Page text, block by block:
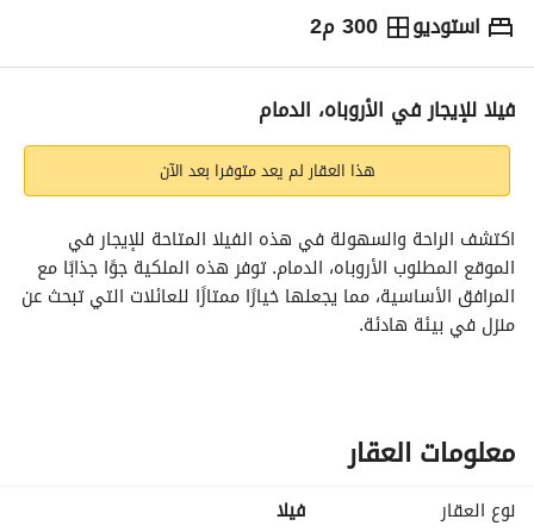
استوديو 300 م2 ⃁
63,000سنوياً
الإعلان الاماكن القريبة
فيلا للإيجار في الأروباه، الدمام
هذا العقار لم يعد متوفرا بعد الآن
منزل في بيئة هادئة.
- السعر الإيجاري: 63,000 ريال سعودي
- الموقع: الأروباه، الدمام
- عدد الغرف: غير محدد (يُعتبر استوديو)
- عدد الحمامات: 0
معلومات العقار
نوع العقار
فیلا